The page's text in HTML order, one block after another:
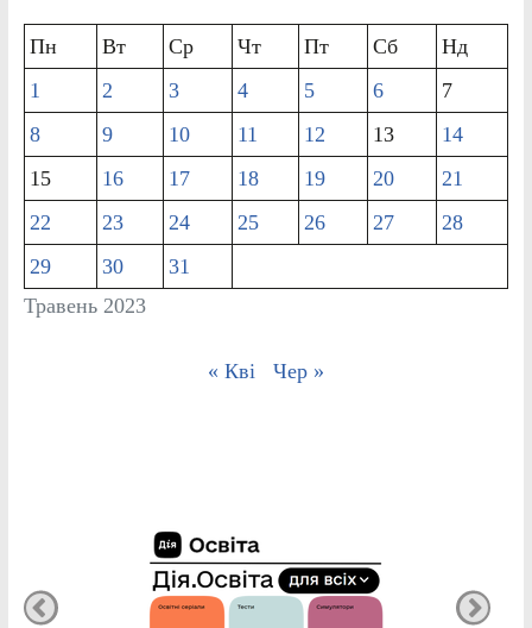
Травень 2023
Пн Вт Ср Чт Пт Сб
Нд
1
2 3 4 5 6
7
8
9 10 11 12 13
14
15
16 17 18 19 20
21
22
23 24 25 26 27
28
29
30 31
« Кві Чер »